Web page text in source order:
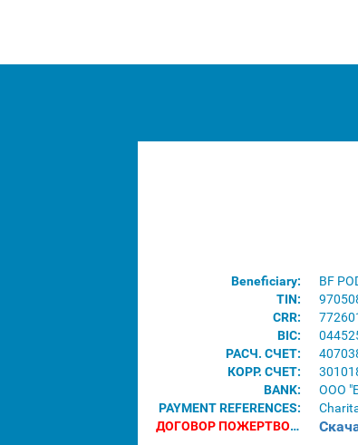
Beneficiary:
BF
TIN:
CRR:
BIC:
РАСЧ. СЧЕТ:
КОРР. СЧЕТ:
BANK:
ООО
PAYMENT REFERENCES:
ДОГОВОР ПОЖЕРТВОВАНИЯ ДЛЯ ЮРИДИЧЕСКИХ ЛИЦ: